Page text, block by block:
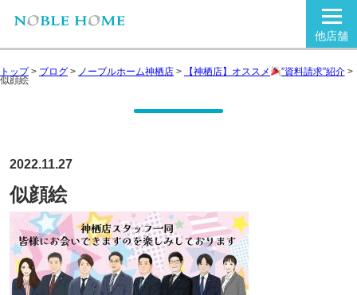
他店舗
トップ> ブログ > ノーブルホーム神栖店 > 【神栖店】オススメ ”資料請求”紹介>
似顔絵
2022.11.27
似顔絵